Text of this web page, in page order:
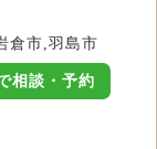
倉市,羽島市
相談・予約